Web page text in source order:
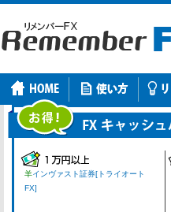
羊インヴァスト証券[トライオート
FX]